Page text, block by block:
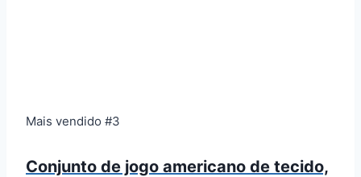
Mais vendido #3
Conjunto de jogo americano de tecido,